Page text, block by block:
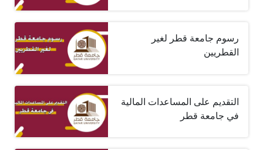
رسوم جامعة قطر لغير
القطريين
التقديم على المساعدات المالية
في جامعة قطر